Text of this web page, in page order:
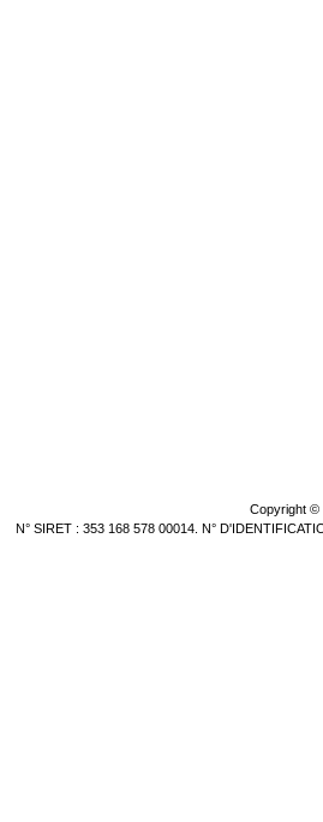
Copyright ©
N° SIRET : 353 168 578 00014. N°